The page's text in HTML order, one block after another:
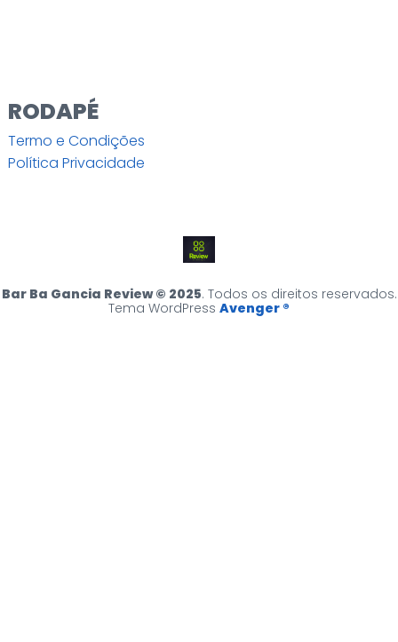
RODAPÉ
Termo e Condições
Política Privacidade
Bar Ba Gancia Review © 2025. Todos os direitos reservados.
Tema WordPress Avenger ®